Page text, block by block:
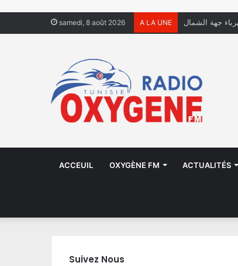
samedi, 8 août 2026 A LA UNE في الشوارع
ACCEUIL OXYGÈNE FM ACTUALITÉS
Suivez Nous